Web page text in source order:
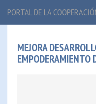
PORTAL DE LA
MEJORA
EMPODERAMIENTO